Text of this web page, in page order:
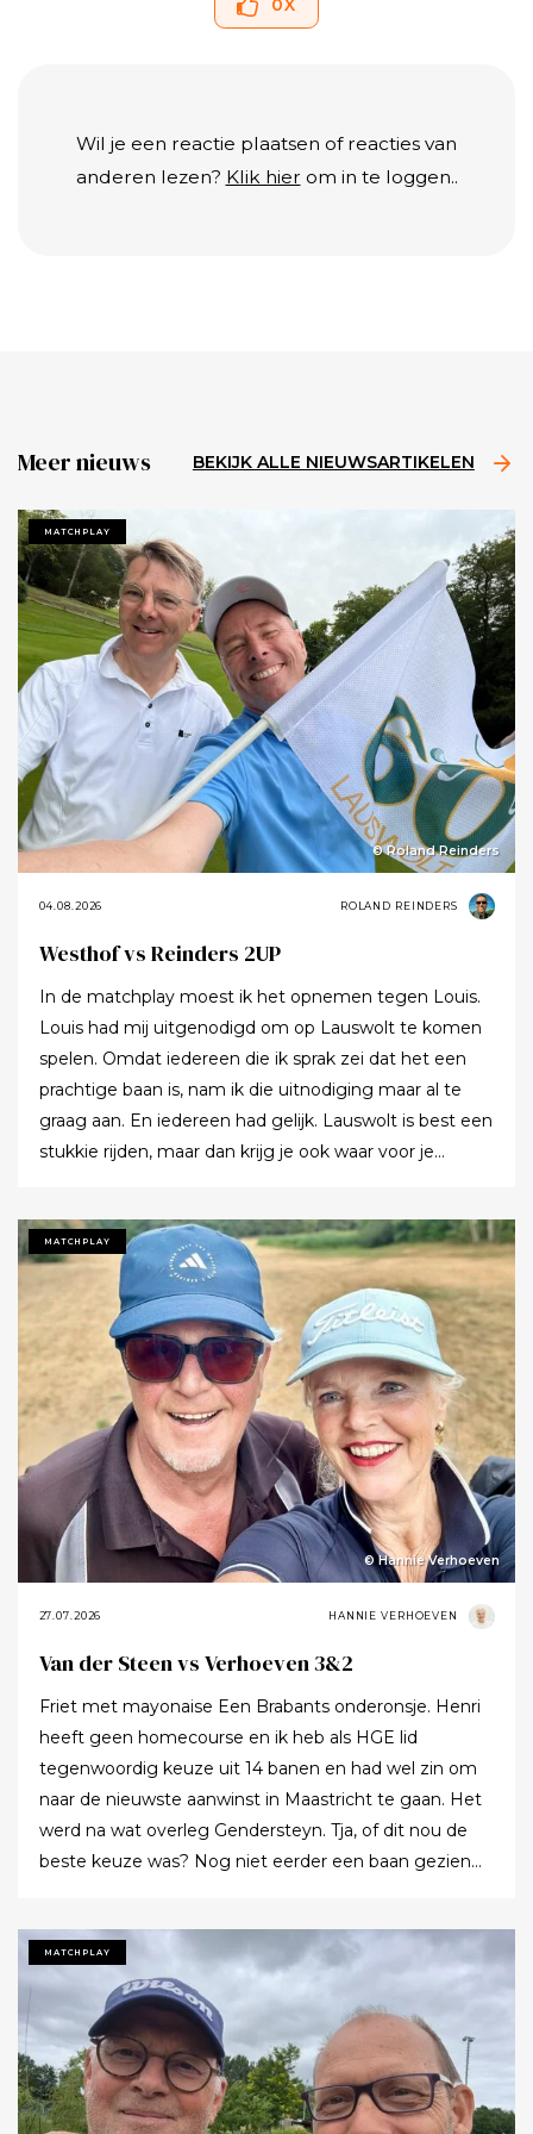
0X
Wil je een reactie plaatsen of reacties van
anderen lezen? Klik hier om in te loggen..
Meer nieuws BEKIJK ALLE NIEUWSARTIKELEN
MATCHPLAY
© Roland Reinders
04.08.2026 ROLAND REINDERS
Westhof vs Reinders 2UP
In de matchplay moest ik het opnemen tegen Louis.
Louis had mij uitgenodigd om op Lauswolt te komen
spelen. Omdat iedereen die ik sprak zei dat het een
prachtige baan is, nam ik die uitnodiging maar al te
graag aan. En iedereen had gelijk. Lauswolt is best een
stukkie rijden, maar dan krijg je ook waar voor je
Tot ik uiteindelijk aankondigde dat ik het nu echt niet
meer ging zeggen.
MATCHPLAY
© Hannie Verhoeven
27.07.2026 HANNIE VERHOEVEN
Van der Steen vs Verhoeven 3&2
Friet met mayonaise Een Brabants onderonsje. Henri
heeft geen homecourse en ik heb als HGE lid
tegenwoordig keuze uit 14 banen en had wel zin om
naar de nieuwste aanwinst in Maastricht te gaan. Het
werd na wat overleg Gendersteyn. Tja, of dit nou de
beste keuze was? Nog niet eerder een baan gezien
voor meer banen? Ze hebben echt hun best gedaan
om de afslagplaatsen en de greens groen te houden
maar dat leverde weer allerlei andere problemen op (
oa drassigheid rondom en op de greens ) dus
uitdaging volop! Ik denk dat buiten ons iedereen op de
hoogte was : wij waren de enige spelers in de baan!!!
MATCHPLAY